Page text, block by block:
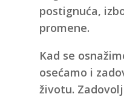
postignuća,
promene.
Kad se
osećamo i
životu.